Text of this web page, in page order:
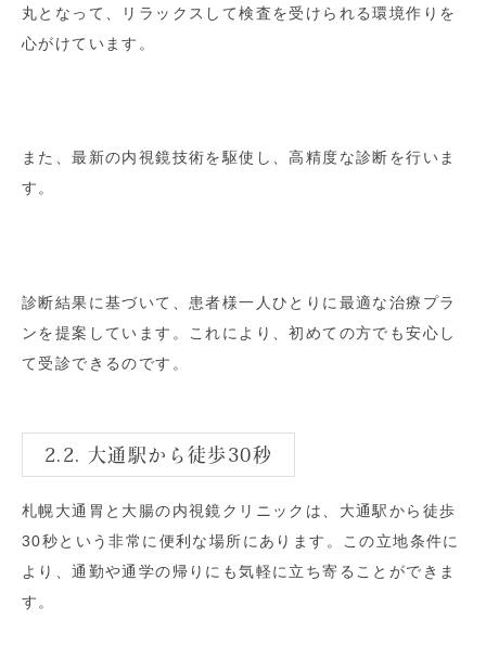
丸となって、リラックスして検査を受けられる環境作りを
心がけています。
また、最新の内視鏡技術を駆使し、高精度な診断を行いま
す。
診断結果に基づいて、患者様一人ひとりに最適な治療プラ
ンを提案しています。これにより、初めての方でも安心し
て受診できるのです。
2.2. 大通駅から徒歩30秒
札幌大通胃と大腸の内視鏡クリニックは、大通駅から徒歩
30秒という非常に便利な場所にあります。この立地条件に
より、通勤や通学の帰りにも気軽に立ち寄ることができま
す。